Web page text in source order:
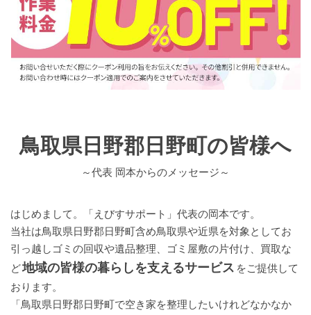
鳥取県日野郡日野町の皆様へ
～代表 岡本からのメッセージ～
はじめまして。「えびすサポート」代表の岡本です。
当社は鳥取県日野郡日野町含め鳥取県や近県を対象としてお
引っ越しゴミの回収や遺品整理、ゴミ屋敷の片付け、買取な
ど地域の皆様の暮らしを支えるサービス をご提供して
おります。
「鳥取県日野郡日野町で空き家を整理したいけれどなかなか